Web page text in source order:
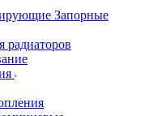
Запорные